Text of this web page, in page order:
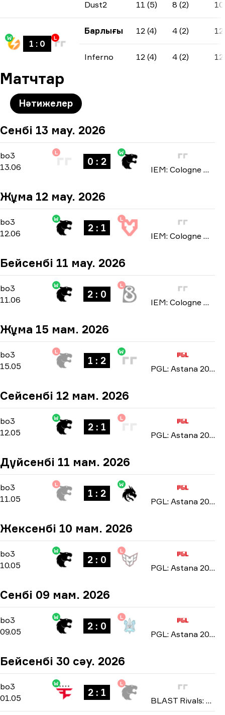
Dust2 11 (5) 8 (2) 10
W
1 : 0
L
Барлығы 12 (4) 4 (2) 12
Inferno 12 (4) 4 (2) 12
Матчтар
Нәтижелер
Сенбі 13 мау. 2026
bo3
bo3
13.06
L
0 : 2
W
IEM: Cologne Major 2026
Жұма 12 мау. 2026
bo3
bo3
12.06
W
2 : 1
L
IEM: Cologne Major 2026
Бейсенбі 11 мау. 2026
bo3
bo3
11.06
W
2 : 0
L
IEM: Cologne Major 2026
Жұма 15 мам. 2026
bo3 -bo3
15.05
L
1 : 2
W
PGL: Astana 2026
Сейсенбі 12 мам. 2026
bo3 Group Stage-bo3
12.05
W
2 : 1
L
PGL: Astana 2026
Дүйсенбі 11 мам. 2026
bo3 Group Stage-bo3
11.05
L
1 : 2
W
PGL: Astana 2026
Жексенбі 10 мам. 2026
bo3 Group Stage-bo3
10.05
W
2 : 0
L
PGL: Astana 2026
Сенбі 09 мам. 2026
bo3 Group Stage-bo3
09.05
W
2 : 0
L
PGL: Astana 2026
Бейсенбі 30 сәу. 2026
bo3 -bo3
01.05
W
2 : 1
L
BLAST Rivals: Spring 2026